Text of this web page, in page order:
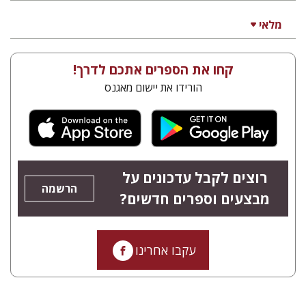
מלאי
קחו את הספרים אתכם לדרך!
הורידו את יישום מאגנס
רוצים לקבל עדכונים על
מבצעים וספרים חדשים?
הרשמה
עקבו אחרינו